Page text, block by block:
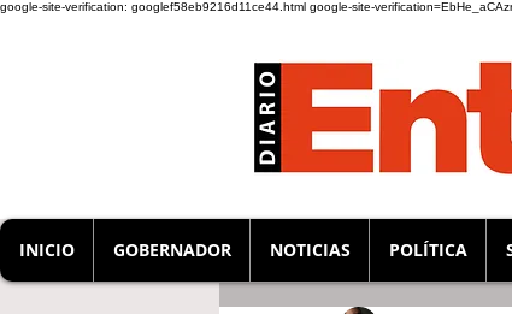
google-site-verification: googlef58eb9216d11ce44.html google-site-
INICIO GOBERNADOR NOTICIAS POLÍTICA